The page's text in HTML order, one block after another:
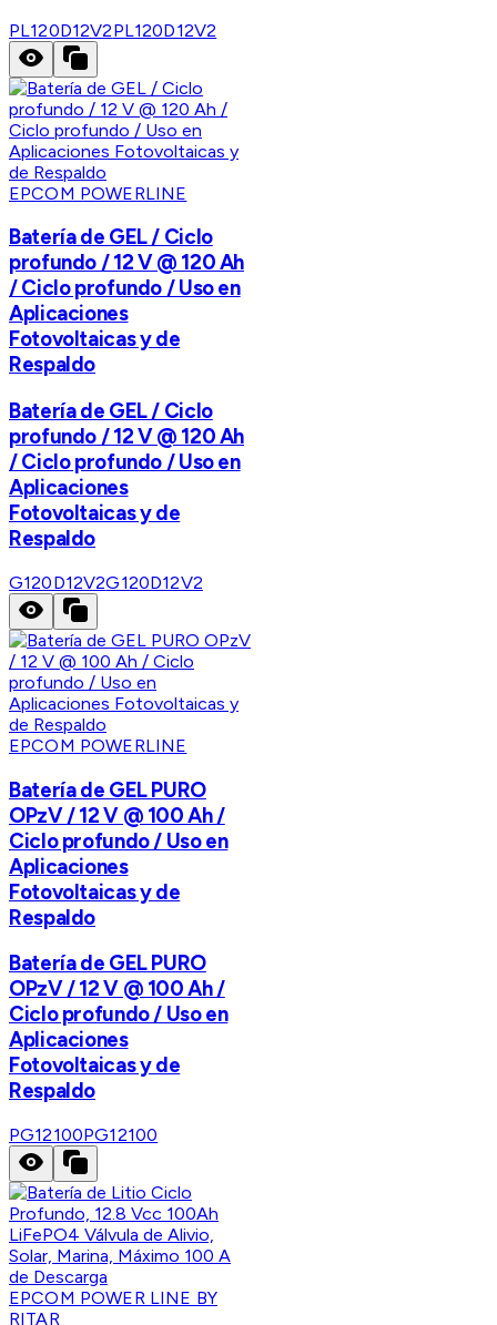
PL120D12V2PL120D12V2
EPCOM POWERLINE
Batería de GEL / Ciclo
profundo / 12 V @ 120 Ah
/ Ciclo profundo / Uso en
Aplicaciones
Fotovoltaicas y de
Respaldo
Batería de GEL / Ciclo
profundo / 12 V @ 120 Ah
/ Ciclo profundo / Uso en
Aplicaciones
Fotovoltaicas y de
Respaldo
G120D12V2G120D12V2
EPCOM POWERLINE
Batería de GEL PURO
OPzV / 12 V @ 100 Ah /
Ciclo profundo / Uso en
Aplicaciones
Fotovoltaicas y de
Respaldo
Batería de GEL PURO
OPzV / 12 V @ 100 Ah /
Ciclo profundo / Uso en
Aplicaciones
Fotovoltaicas y de
Respaldo
PG12100PG12100
EPCOM POWER LINE BY
RITAR